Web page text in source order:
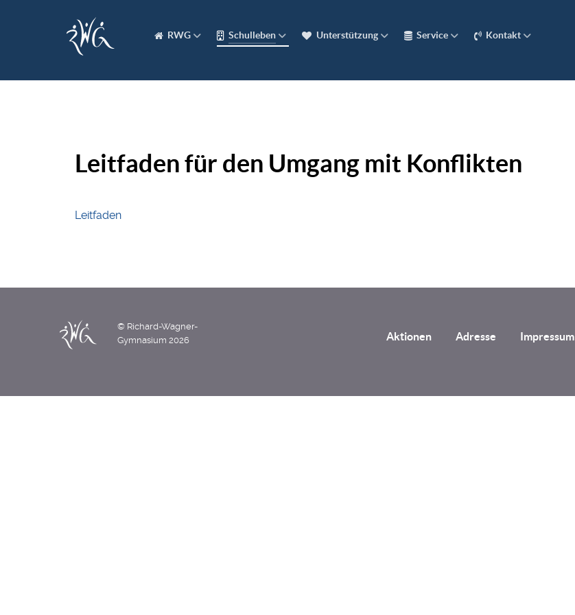
RWG Schulleben Unterstützung Service Kontakt
Leitfaden für den Umgang mit Konflikten
Leitfaden
© Richard-Wagner-
Gymnasium 2026
Aktionen Adresse Impressum